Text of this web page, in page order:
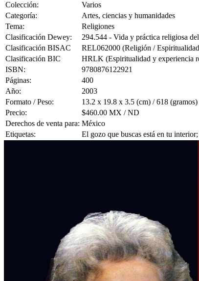
Colección:
Varios
Categoría:
Artes, ciencias y humanidades
Tema:
Religiones
Clasificación Dewey:
294.544 - Vida y práctica religiosa
Clasificación BISAC
REL062000 (Religión /
Clasificación BIC
HRLK (Espiritualidad y experiencia
ISBN:
9780876122921
Páginas:
400
Año:
2003
Formato / Peso:
13.2 x 19.8 x 3.5 (cm) / 618 (gramos)
Precio:
$460.00 MX / ND
Derechos de venta para: México
Etiquetas:
El gozo que buscas está en tu